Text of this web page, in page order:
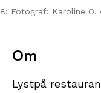
8: Fotograf: Karoline O.
Om
Lystpå